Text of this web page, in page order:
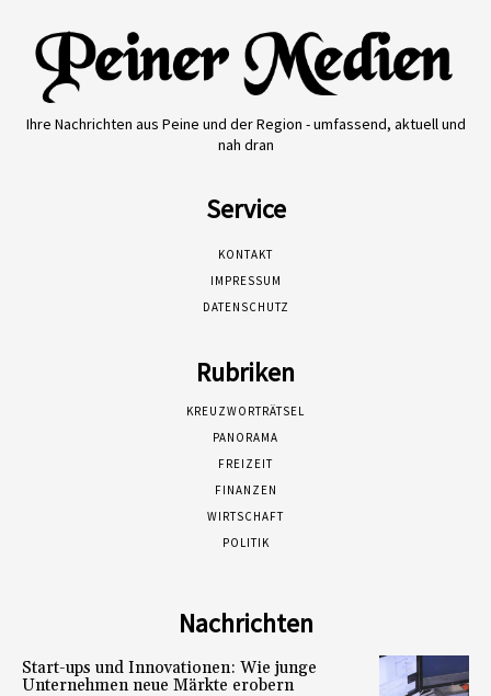
Ihre Nachrichten aus Peine und der Region - umfassend, aktuell und
nah dran
Service
KONTAKT
IMPRESSUM
DATENSCHUTZ
Rubriken
KREUZWORTRÄTSEL
PANORAMA
FREIZEIT
FINANZEN
WIRTSCHAFT
POLITIK
Nachrichten
Start-ups und Innovationen: Wie junge
Unternehmen neue Märkte erobern